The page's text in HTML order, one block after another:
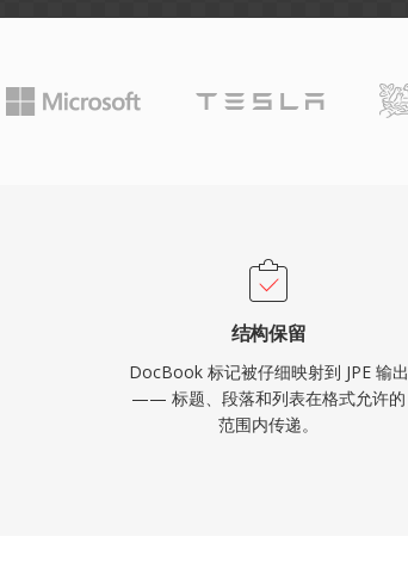
结构保留
DocBook 标记被仔细映射到 JPE 输出
—— 标题、段落和列表在格式允许的
范围内传递。